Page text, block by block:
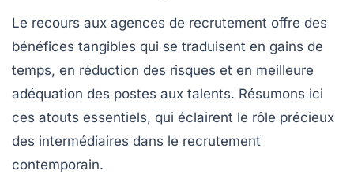
Le recours aux agences de recrutement offre des
bénéfices tangibles qui se traduisent en gains de
temps, en réduction des risques et en meilleure
adéquation des postes aux talents. Résumons ici
ces atouts essentiels, qui éclairent le rôle précieux
des intermédiaires dans le recrutement
contemporain.